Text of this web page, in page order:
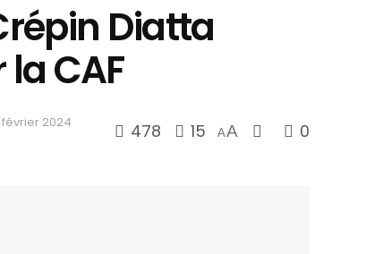
Diatta
CAF
février 2024
478 15 AA 0